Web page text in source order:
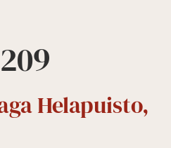
Helapuisto,